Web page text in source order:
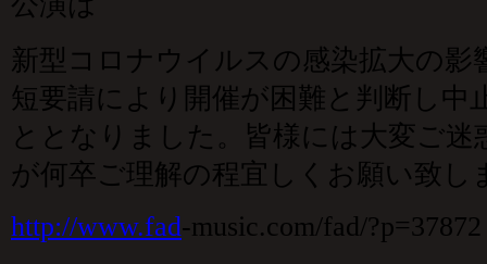
新型コロナウイルスの感染拡大の影
短要請により開催が困難と判断し中
ととなりました。皆様には大変ご
が何卒ご理解の程宜しくお願い致し
http://www.fad-music.com/fad/?p=37872